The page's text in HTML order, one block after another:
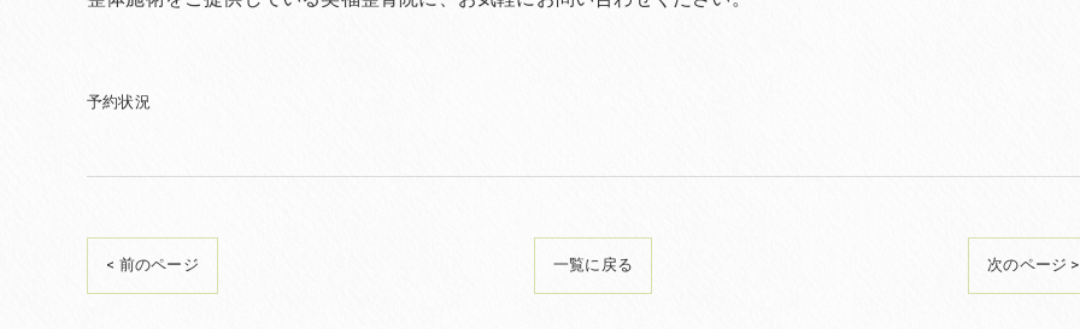
予約状況
< 前のページ 一覧に戻る 次のページ >